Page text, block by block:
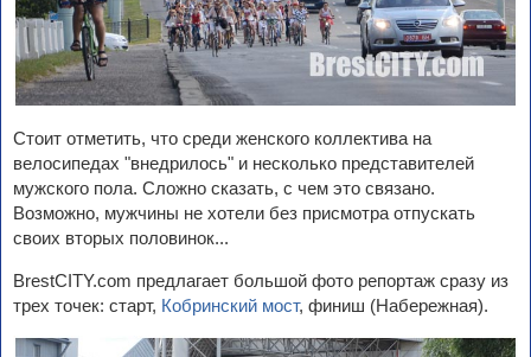
Стоит отметить, что среди женского коллектива на
велосипедах "внедрилось" и несколько представителей
мужского пола. Сложно сказать, с чем это связано.
Возможно, мужчины не хотели без присмотра отпускать
своих вторых половинок...
BrestCITY.com предлагает большой фото репортаж сразу из
трех точек: старт, Кобринский мост, финиш (Набережная).